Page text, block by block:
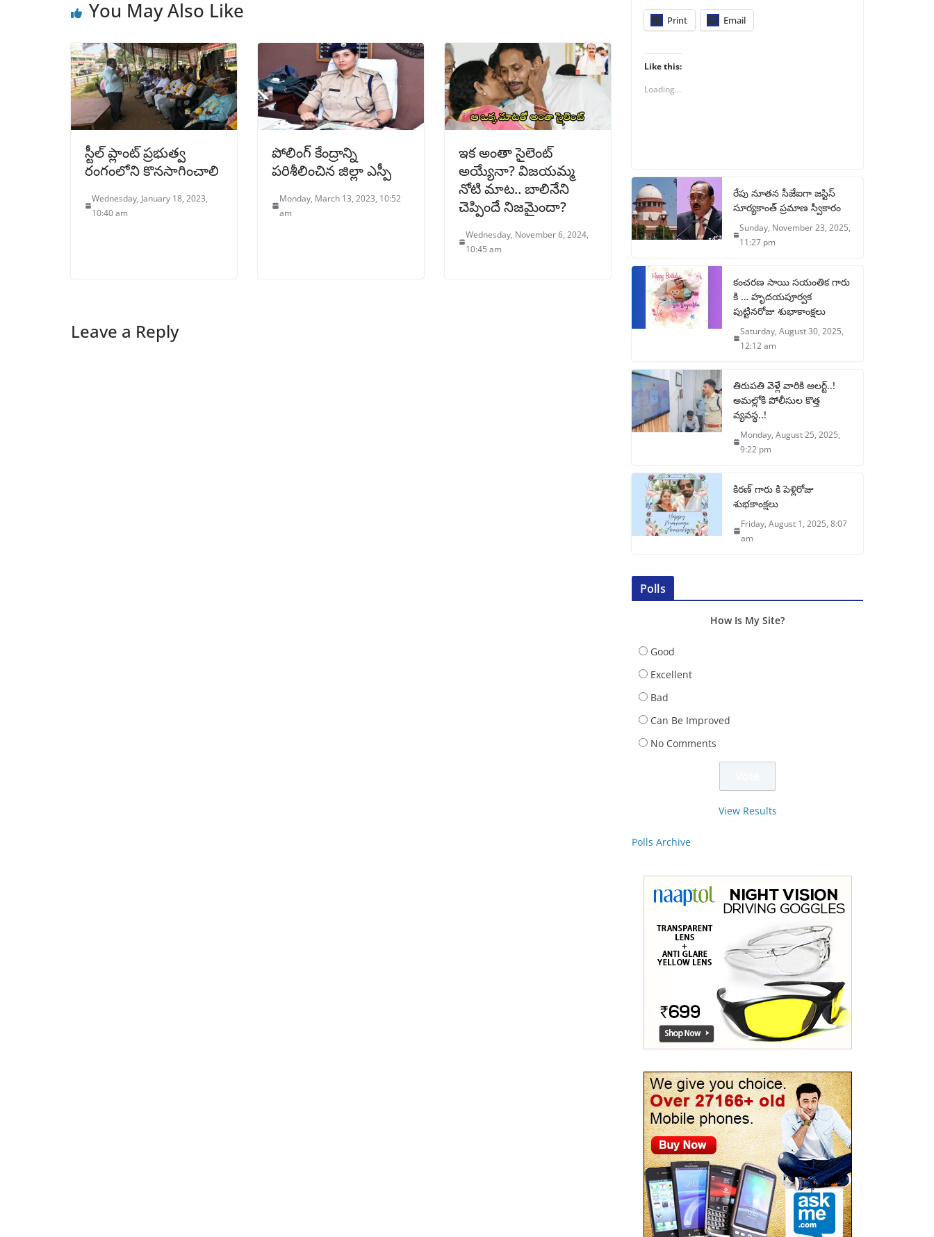
You May Also Like
స్టీల్ ప్లాంట్ ప్రభుత్వ
రంగంలోని కొనసాగించాలి
Wednesday, January 18, 2023,
10:40 am
పోలింగ్ కేంద్రాన్ని
పరిశీలించిన జిల్లా ఎస్పీ
Monday, March 13, 2023, 10:52
am
ఇక అంతా సైలెంట్
అయ్యేనా? విజయమ్మ
నోటి మాట.. బాలినేని
చెప్పిందే నిజమైందా?
Wednesday, November 6, 2024,
10:45 am
Leave a Reply
Print Email
Like this:
Loading...
రేపు నూతన సీజేఐగా జస్టిస్
సూర్యకాంత్ ప్రమాణ స్వీకారం
Sunday, November 23, 2025,
11:27 pm
కంచరణ సాయి సయంతిక గారు
కి … హృదయపూర్వక
పుట్టినరోజు శుభాకాంక్షలు
Saturday, August 30, 2025,
12:12 am
తిరుపతి వెళ్లే వారికి అలర్ట్..!
అమల్లోకి పోలీసుల కొత్త
వ్యవస్థ..!
Monday, August 25, 2025,
9:22 pm
కిరణ్ గారు కి పెళ్లిరోజు
శుభకాంక్షలు
Friday, August 1, 2025, 8:07
am
Polls
How Is My Site?
Good
Excellent
Bad
Can Be Improved
No Comments
View Results
Polls Archive